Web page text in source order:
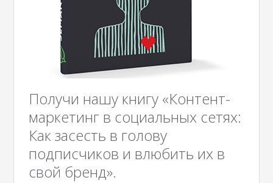
Получи нашу книгу «Контент-
маркетинг в социальных сетях:
Как засесть в голову
подписчиков и влюбить их в
свой бренд».